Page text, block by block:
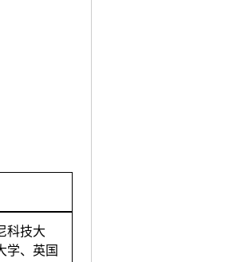
科技大
学、英国